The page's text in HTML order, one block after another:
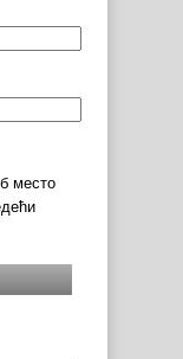
место